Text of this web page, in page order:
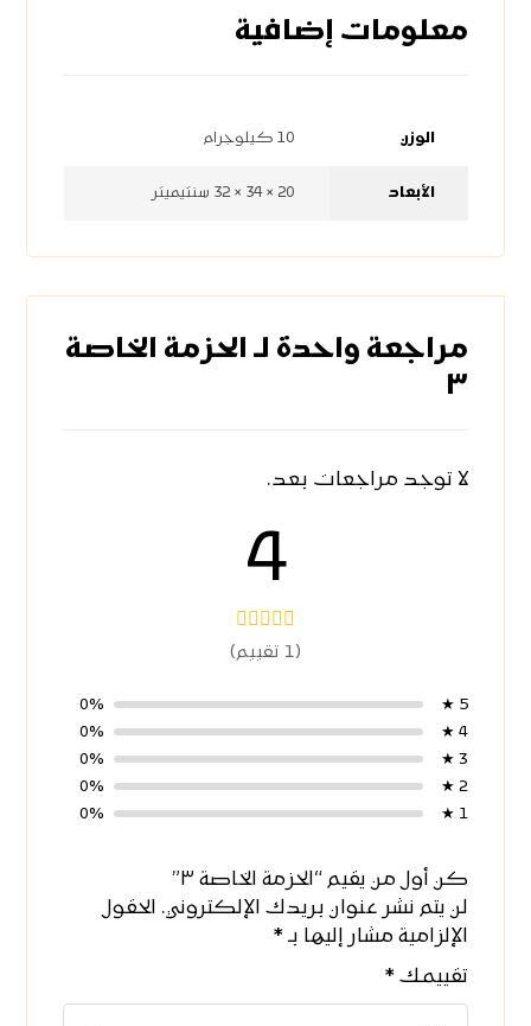
معلومات إضافية
الوزن 10 كيلوجرام
الأبعاد 20 × 34 × 32 سنتيميتر
مراجعة واحدة لـ الحزمة الخاصة
٣
لا توجد مراجعات بعد.
4
(1 تقييم)
5 ★
0%
4 ★
0%
3 ★
0%
2 ★
0%
1 ★
0%
كن أول من يقيم “الحزمة الخاصة ٣”
لن يتم نشر عنوان بريدك الإلكتروني. الحقول
الإلزامية مشار إليها بـ*
تقييمك*